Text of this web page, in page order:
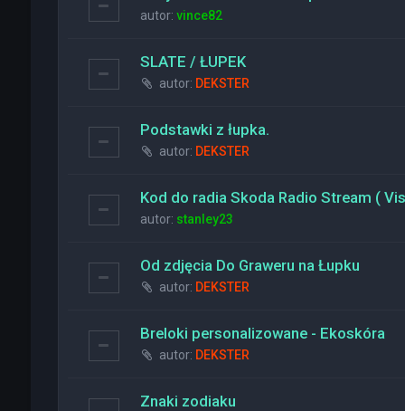
autor: vince82
SLATE / ŁUPEK
autor: DEKSTER
Podstawki z łupka.
autor: DEKSTER
Kod do radia Skoda Radio Stream (
autor: stanley23
Od zdjęcia Do Graweru na Łupku
autor: DEKSTER
Breloki personalizowane - Ekoskóra
autor: DEKSTER
Znaki zodiaku